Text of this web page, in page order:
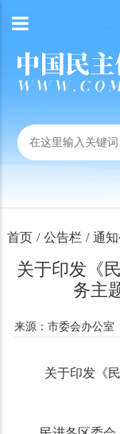
首页 / 公告栏 / 通
关于印发《
务主
来源：市委会办公室
关于印发《